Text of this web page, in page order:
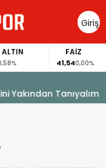
Giriş
Yap
FAİZ
41,540,00%
Yakından Tanıyalım